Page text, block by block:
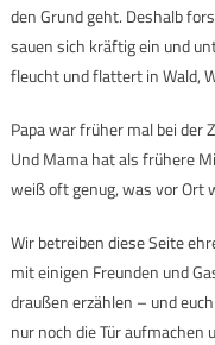
den Grund geht. Deshalb
sauen sich kräftig ein und
fleucht und flattert in Wald,
Papa war früher mal bei der
Und Mama hat als frühere
weiß oft genug, was vor Ort
Wir betreiben diese Seite
mit einigen Freunden und
draußen erzählen – und
nur noch die Tür aufmachen